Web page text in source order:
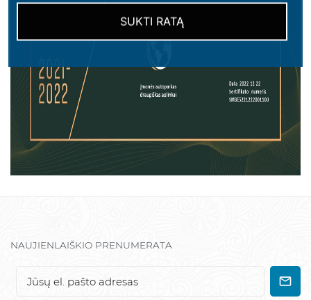
NAUJIENLAIŠKIO PRENUMERATA
SUKTI RATĄ